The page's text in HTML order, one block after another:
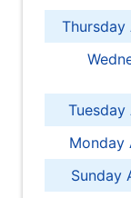
Monday
Sunday